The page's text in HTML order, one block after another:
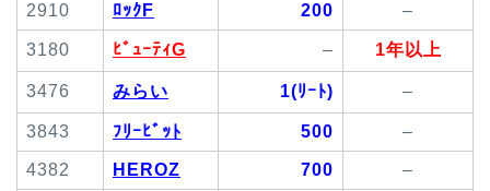
2910 ﾛｯｸF 200 –
3180 ﾋﾞｭｰﾃｨG – 1年以上
3476 みらい 1(ﾘｰﾄ) –
3843 ﾌﾘｰﾋﾞｯﾄ 500 –
4382 HEROZ 700 –